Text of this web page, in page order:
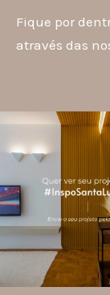
Fique por
através das
santa.luzia
A #InspoSantaLuzia
criado para divulgar
utilizam produtos
valorizar o trabalho
designers
Jul 28
13